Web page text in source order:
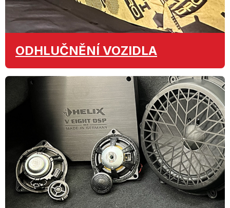
ODHLUČNĚNÍ VOZIDLA